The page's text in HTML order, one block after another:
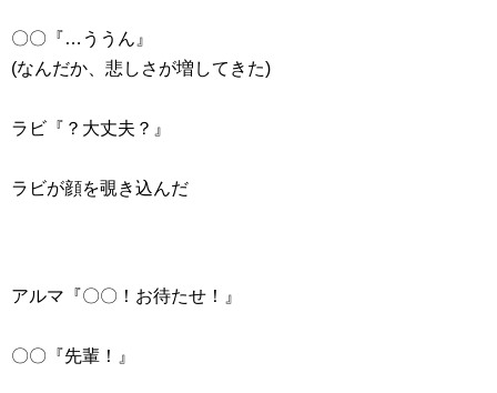
〇〇『…ううん』
(なんだか、悲しさが増してきた)
ラビ『？大丈夫？』
ラビが顔を覗き込んだ
アルマ『〇〇！お待たせ！』
〇〇『先輩！』